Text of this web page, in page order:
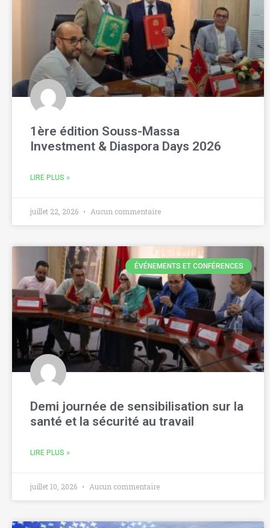
1ère édition Souss-Massa
Investment & Diaspora Days 2026
LIRE PLUS »
juillet 22, 2026 Aucun commentaire
ÉVÉNEMENTS ET CONFÉRENCES
Demi journée de sensibilisation sur la
santé et la sécurité au travail
LIRE PLUS »
juillet 10, 2026 Aucun commentaire